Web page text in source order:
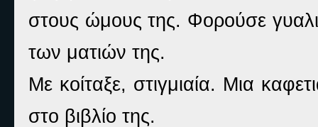
στους ώμους της. Φορούσε
των ματιών της.
Με κοίταξε, στιγμιαία. Μια
στο βιβλίο της.